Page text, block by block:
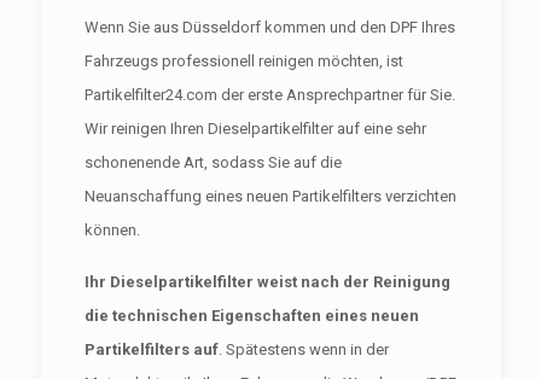
Wenn Sie aus Düsseldorf kommen und den DPF Ihres
Fahrzeugs professionell reinigen möchten, ist
Partikelfilter24.com der erste Ansprechpartner für Sie.
Wir reinigen Ihren Dieselpartikelfilter auf eine sehr
schonenende Art, sodass Sie auf die
Neuanschaffung eines neuen Partikelfilters verzichten
können.
Ihr Dieselpartikelfilter weist nach der Reinigung
die technischen Eigenschaften eines neuen
Partikelfilters auf. Spätestens wenn in der